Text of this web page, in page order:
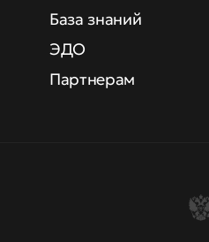
База знаний
ЭДО
Партнерам